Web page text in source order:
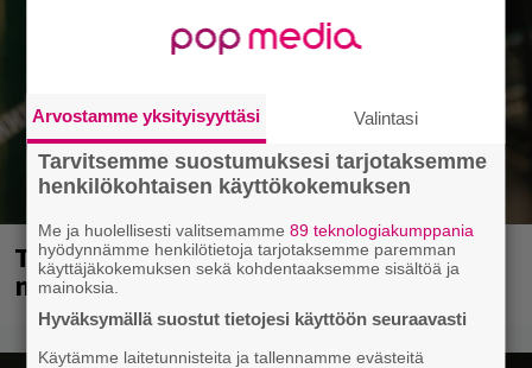
Tampereella sunnuntaina superpäivä –
nämä artistit mukana
Arvostamme yksityisyyttäsi Valintasi
Tarvitsemme suostumuksesi tarjotaksemme
henkilökohtaisen käyttökokemuksen
Me ja huolellisesti valitsemamme89 teknologiakumppania
hyödynnämme henkilötietoja tarjotaksemme paremman
käyttäjäkokemuksen sekä kohdentaaksemme sisältöä ja
mainoksia.
Hyväksymällä suostut tietojesi käyttöön seuraavasti
Käytämme laitetunnisteita ja tallennamme evästeitä